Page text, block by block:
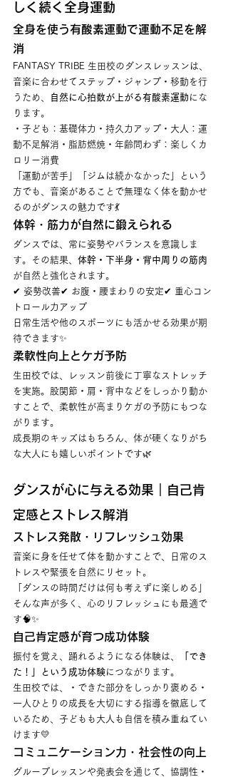
しく続く全身運動
全身を使う有酸素運動で運動不足を解
消
FANTASY TRIBE 生田校のダンスレッスンは、
音楽に合わせてステップ・ジャンプ・移動を行
うため、
自然に心拍数が上がる有酸素運動 にな
ります。
・子ども：基礎体力・持久力アップ・大人：運
動不足解消・脂肪燃焼・年齢問わず：楽しくカ
ロリー消費
「運動が苦手」「ジムは続かなかった」という
方でも、音楽があることで無理なく体を動かせ
るのがダンスの魅力です💃
体幹・筋力が自然に鍛えられる
ダンスでは、常に姿勢やバランスを意識しま
す。その結果、 体幹・下半身・背中周りの筋肉
が自然と強化されます。
✔ 姿勢改善✔ お腹・腰まわりの安定✔ 重心コン
トロール力アップ
日常生活や他のスポーツにも活かせる効果が期
待できます✨
柔軟性向上とケガ予防
生田校では、レッスン前後に丁寧なストレッチ
を実施。股関節・肩・背中などをしっかり動か
すことで、柔軟性が高まりケガの予防にもつな
がります。
成長期のキッズはもちろん、体が硬くなりがち
な大人にも嬉しいポイントです🌿
ダンスが心に与える効果｜自己肯
定感とストレス解消
ストレス発散・リフレッシュ効果
音楽に身を任せて体を動かすことで、日常のス
トレスや緊張を自然にリセット。
「ダンスの時間だけは何も考えずに楽しめる」
そんな声が多く、心のリフレッシュにも最適で
す🧠✨
自己肯定感が育つ成功体験
振付を覚え、踊れるようになる体験は、
「でき
た！」という成功体験につながります。
生田校では、・できた部分をしっかり褒める・
一人ひとりの成長を大切にする指導を徹底して
いるため、子どもも大人も自信を積み重ねてい
けます💛
コミュニケーション力・社会性の向上
グループレッスンや発表会を通じて、協調性・